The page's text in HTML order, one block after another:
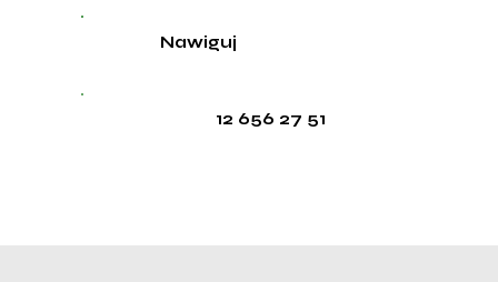
12 656 27 51
Nawiguj